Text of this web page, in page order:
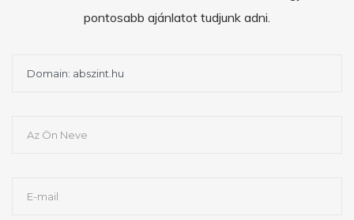
pontosabb ajánlatot tudjunk adni.